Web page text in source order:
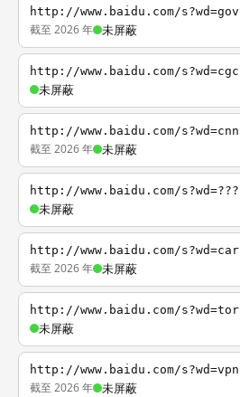
http://www.baidu.com/s?wd=gov
截至 2026 年 未屏蔽
http://www.baidu.com/s?wd=cgc
未屏蔽
http://www.baidu.com/s?wd=cnn
截至 2026 年 未屏蔽
http://www.baidu.com/s?wd=???
未屏蔽
http://www.baidu.com/s?wd=car
截至 2026 年 未屏蔽
http://www.baidu.com/s?wd=tor
未屏蔽
http://www.baidu.com/s?wd=vpn
截至 2026 年 未屏蔽